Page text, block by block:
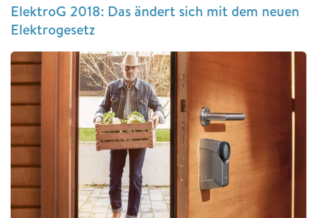
ElektroG 2018: Das ändert sich mit dem neuen
Elektrogesetz